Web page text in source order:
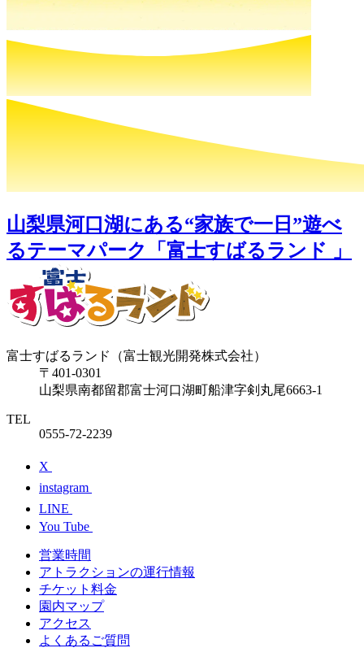
山梨県河口湖にある“家族で一日”遊べ
るテーマパーク「富士すばるランド 」
富士すばるランド（富士観光開発株式会社）
〒401-0301
山梨県南都留郡富士河口湖町船津字剣丸尾6663-1
TEL
0555-72-2239
X
instagram
LINE
You Tube
営業時間
アトラクションの運行情報
チケット料⾦
園内マップ
アクセス
よくあるご質問